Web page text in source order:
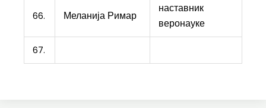
66. Меланија Римар
наставник
веронауке
67.